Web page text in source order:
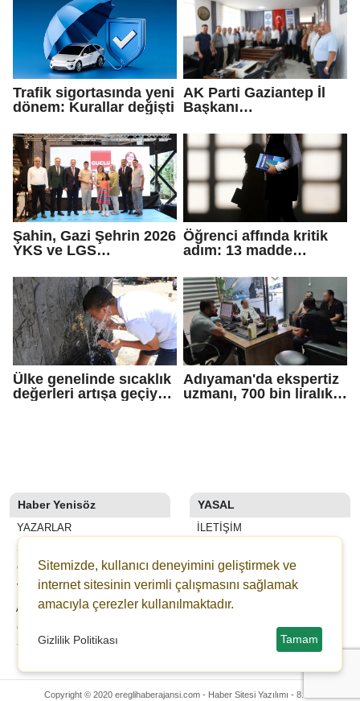
Trafik sigortasında yeni
dönem: Kurallar değişti
AK Parti Gaziantep İl
Başkanı
toplum kuruluşlarına
ziyaret: Gönül
köprülerini
güçlendirmeye devam
edeceğiz
Şahin, Gazi Şehrin 2026
YKS ve LGS
buluştu
Öğrenci affında kritik
adım: 13 madde
Ülke genelinde sıcaklık
değerleri artışa geçiyor:
Adıyaman'da ekspertiz
uzmanı, 700 bin liralık
Haber Yenisöz
YAZARLAR
SON DAKİKA
GALERİLER
VİDEOLAR
ANKETLER
GAZETELER
YEDİBAŞAK ONLİNE BAĞIŞ
YASAL
İLETIŞIM
YAYIN İLKELERI
KURALLAR
GIZLILIK
KULLANICI SÖZLEŞMESI
VERI POLITIKASI
Sitemizde, kullanıcı deneyimini geliştirmek ve
internet sitesinin verimli çalışmasını sağlamak
amacıyla çerezler kullanılmaktadır.
Gizlilik Politikası Tamam
Copyright © 2020 ereglihaberajansi.com - Haber Sitesi Yazılımı - 8.7.4